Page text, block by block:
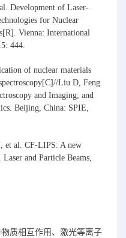
Development of Laser-
for Nuclear
Vienna: International
444.
of nuclear materials
Liu D, Feng
and Imaging; and
Beijing, China: SPIE,
et al. CF-LIPS: A new
and Particle Beams,
质相互作用、激光等离子